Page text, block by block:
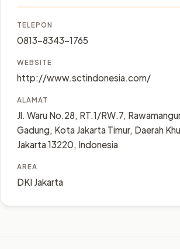
TELEPON
0813-8343-1765
WEBSITE
http://www.sctindonesia.com/
ALAMAT
Jl. Waru No.28, RT.1/RW.7,
Gadung, Kota Jakarta Timur, Daerah
Jakarta 13220, Indonesia
AREA
DKI Jakarta